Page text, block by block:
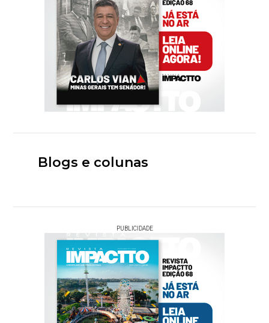
Blogs e colunas
PUBLICIDADE